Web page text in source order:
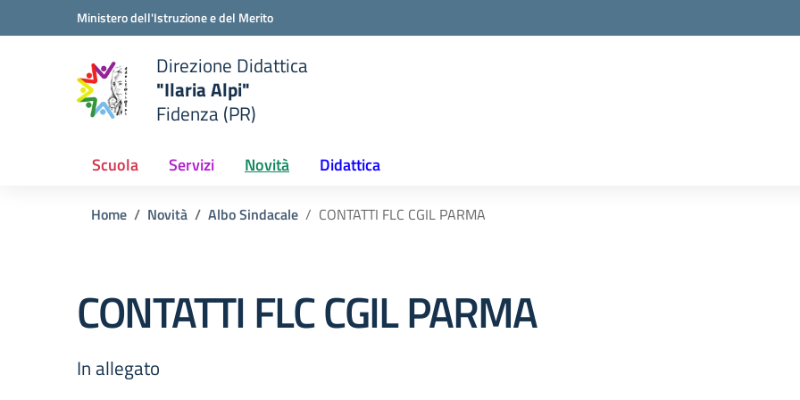
Vai ai contenuti
Vai al menu di navigazioneMinistero dell'Istruzione e del Merito
scuola
Direzione Didattica
"Ilaria Alpi"
Fidenza (PR)
Scuola Servizi Novità Didattica
Home Novità Albo Sindacale CONTATTI FLC CGIL PARMA
CONTATTI FLC CGIL PARMA
In allegato